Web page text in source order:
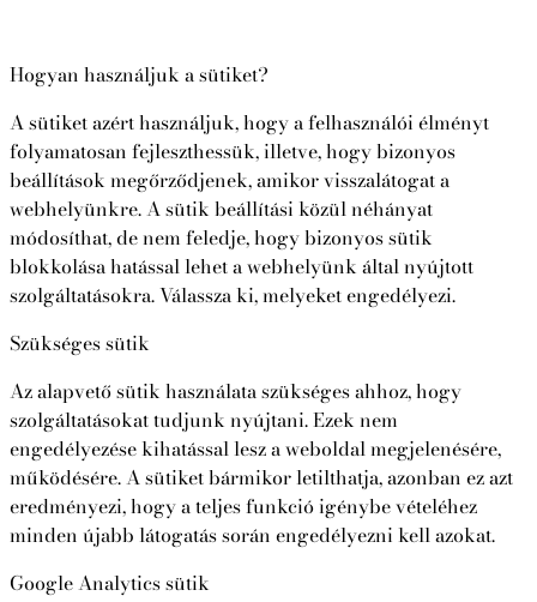
Hogyan használjuk a sütiket?
A sütiket azért használjuk, hogy a felhasználói élményt
folyamatosan fejleszthessük, illetve, hogy bizonyos
beállítások megőrződjenek, amikor visszalátogat a
webhelyünkre. A sütik beállítási közül néhányat
módosíthat, de nem feledje, hogy bizonyos sütik
blokkolása hatással lehet a webhelyünk által nyújtott
szolgáltatásokra. Válassza ki, melyeket engedélyezi.
Szükséges sütik
Az alapvető sütik használata szükséges ahhoz, hogy
szolgáltatásokat tudjunk nyújtani. Ezek nem
engedélyezése kihatással lesz a weboldal megjelenésére,
működésére. A sütiket bármikor letilthatja, azonban ez azt
eredményezi, hogy a teljes funkció igénybe vételéhez
minden újabb látogatás során engedélyezni kell azokat.
Google Analytics sütik